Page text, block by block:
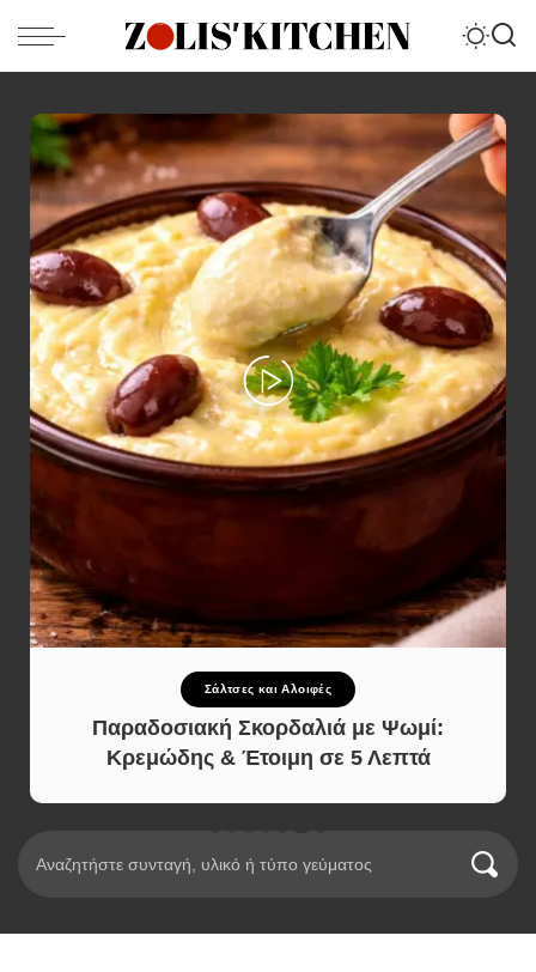
Σάλτσες και Αλοιφές
Παραδοσιακή Σκορδαλιά με Ψωμί:
Κρεμώδης & Έτοιμη σε 5 Λεπτά